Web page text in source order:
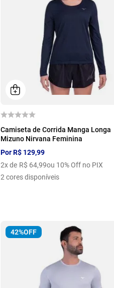
Camiseta de Corrida Manga Longa
Mizuno Nirvana Feminina
PorR$ 129,99
2x de R$ 64,99ou 10% Off no PIX
2 cores disponíveis
42%OFF